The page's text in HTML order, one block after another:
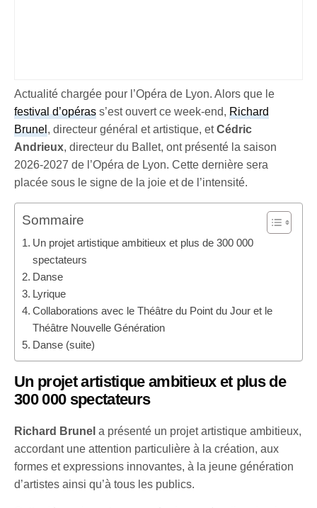
Actualité chargée pour l’Opéra de Lyon. Alors que le
festival d’opéras s’est ouvert ce week-end,Richard
Brunel, directeur général et artistique, etCédric
Andrieux, directeur du Ballet, ont présenté la saison
2026-2027 de l’Opéra de Lyon. Cette dernière sera
placée sous le signe de la joie et de l’intensité.
Sommaire
Un projet artistique ambitieux et plus de 300 000
spectateurs
Danse
Lyrique
Collaborations avec le Théâtre du Point du Jour et le
Théâtre Nouvelle Génération
Danse (suite)
Un projet artistique ambitieux et plus de
300 000 spectateurs
Richard Brunela présenté un projet artistique ambitieux,
accordant une attention particulière à la création, aux
formes et expressions innovantes, à la jeune génération
d’artistes ainsi qu’à tous les publics.